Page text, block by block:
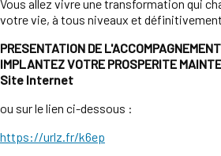
Vous allez vivre une transformation qui
votre vie, à tous niveaux et
PRESENTATION DE L'ACCOMPAGNEMENT
IMPLANTEZ VOTRE PROSPERITE
Site Internet
ou sur le lien ci-dessous :
https://urlz.fr/k6ep